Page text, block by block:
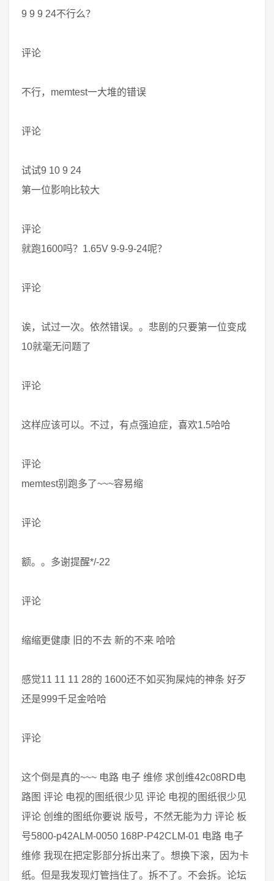
9 9 9 24不行么？
评论
不行，memtest一大堆的错误
评论
试试9 10 9 24
第一位影响比较大
评论
就跑1600吗？1.65V 9-9-9-24呢？
评论
诶，试过一次。依然错误。。悲剧的只要第一位变成
10就毫无问题了
评论
这样应该可以。不过，有点强迫症，喜欢1.5哈哈
评论
memtest别跑多了~~~容易缩
评论
额。。多谢提醒*/-22
评论
缩缩更健康 旧的不去 新的不来 哈哈
感觉11 11 11 28的 1600还不如买狗屎炖的神条 好歹
还是999千足金哈哈
评论
这个倒是真的~~~ 电路 电子 维修 求创维42c08RD电
路图 评论 电视的图纸很少见 评论 电视的图纸很少见
评论 创维的图纸你要说 版号，不然无能为力 评论 板
号5800-p42ALM-0050 168P-P42CLM-01 电路 电子
维修 我现在把定影部分拆出来了。想换下滚，因为卡
纸。但是我发现灯管挡住了。拆不了。不会拆。论坛